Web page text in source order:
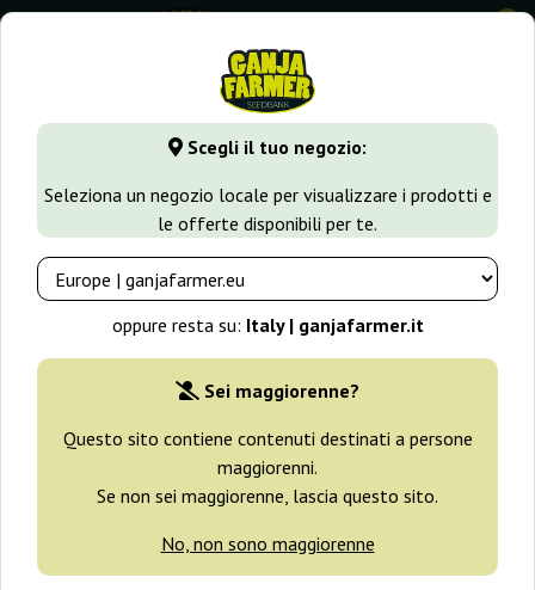
Scegli il tuo negozio:
Seleziona un negozio locale per visualizzare i prodotti e
le offerte disponibili per te.
oppure resta su: Italy | ganjafarmer.it
Sei maggiorenne?
Questo sito contiene contenuti destinati a persone
maggiorenni.
Se non sei maggiorenne, lascia questo sito.
No, non sono maggiorenne
0
GanjaFarmer.it Varietà di Cannabis Green Crack Green
-25%
+ omaggi